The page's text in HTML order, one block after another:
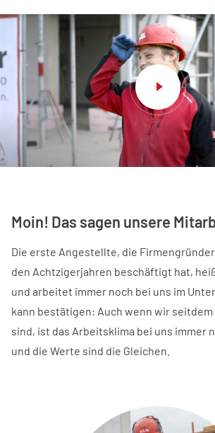
Moin! Das sagen unsere
Die erste Angestellte, die
den Achtzigerjahren beschäftigt hat,
und arbeitet immer noch bei uns im
kann bestätigen: Auch wenn wir
sind, ist das Arbeitsklima bei uns immer
und die Werte sind die Gleichen.